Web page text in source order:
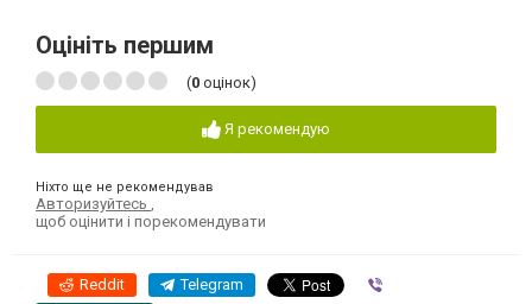
Оцініть першим
(0 оцінок)
Я рекомендую
Ніхто ще не рекомендував
Авторизуйтесь ,
щоб оцінити і порекомендувати
Reddit Telegram